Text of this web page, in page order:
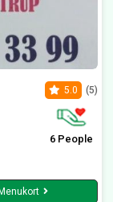
5.0 (5)
6 People